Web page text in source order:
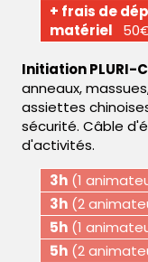
+ frais de
matériel
Initiation PLURI-
anneaux,
assiettes
sécurité. Câble
d'activités.
3h (1
3h (2
5h (1
5h (2